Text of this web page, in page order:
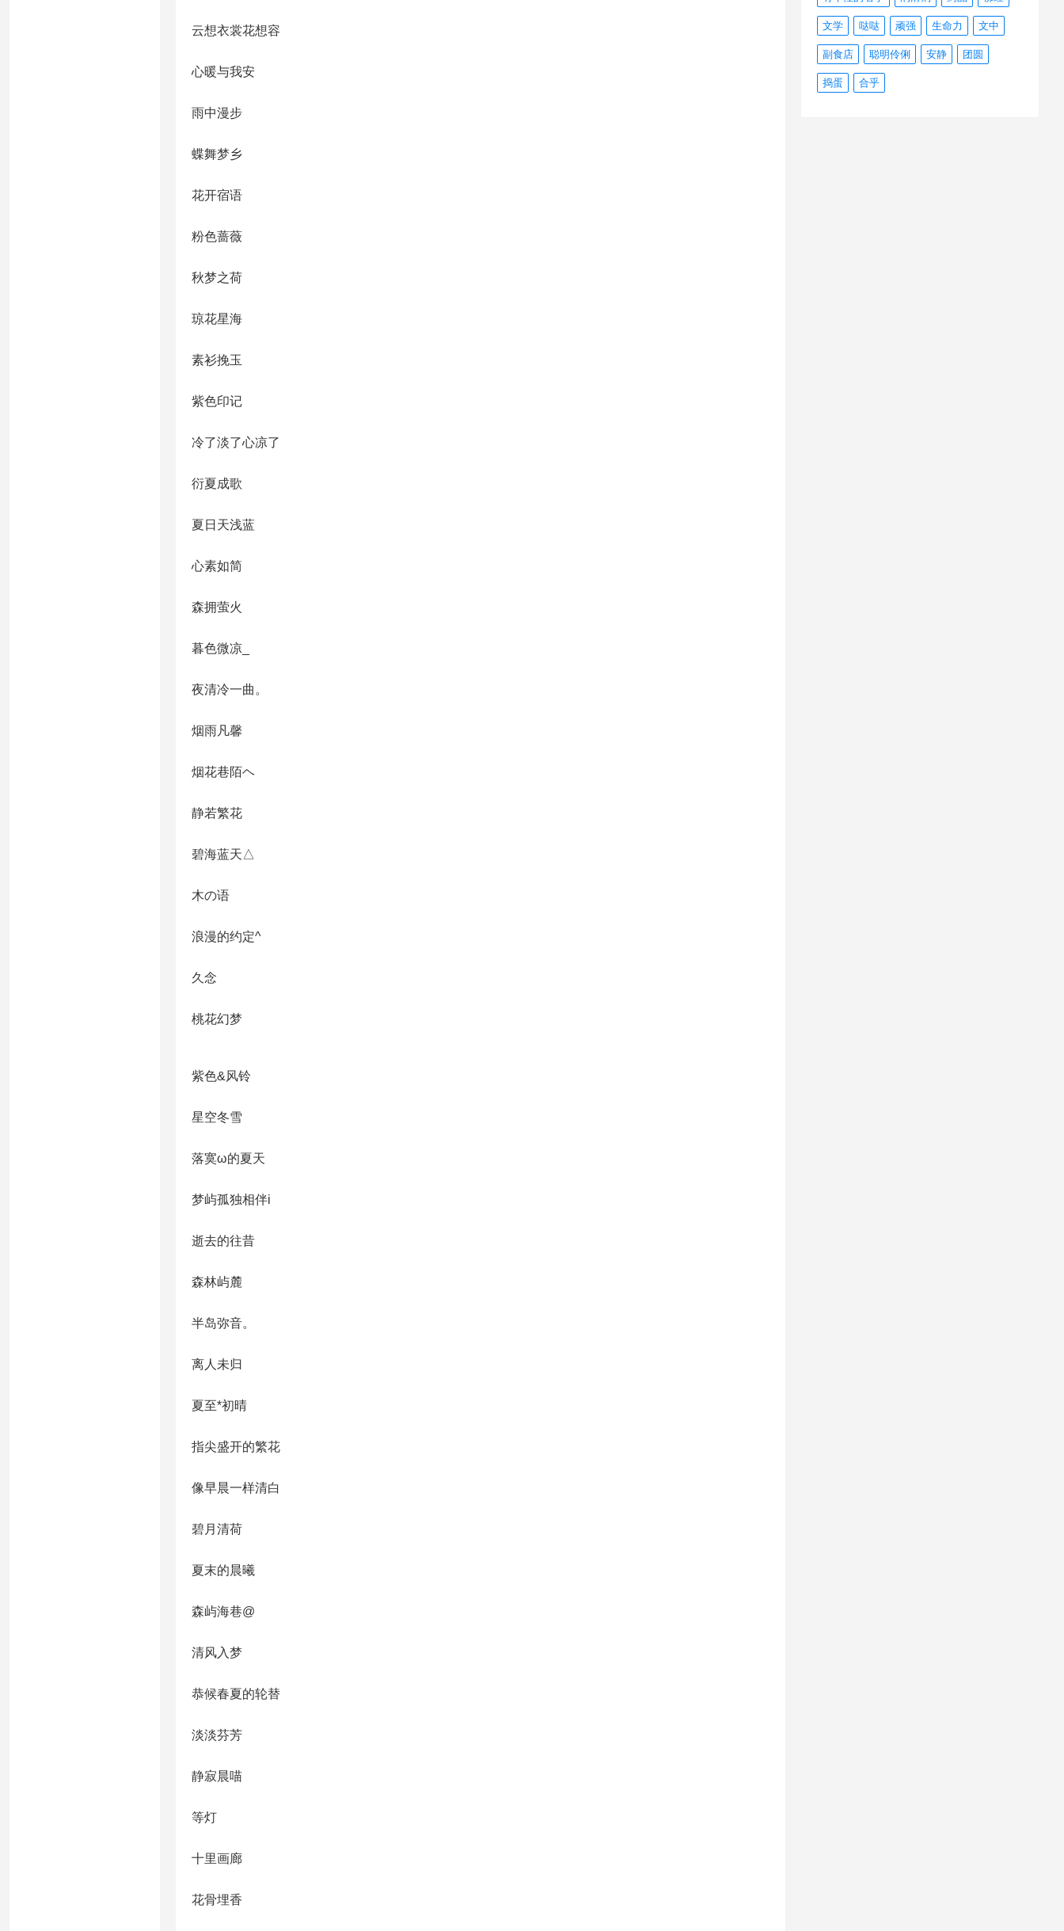
云想衣裳花想容
心暖与我安
雨中漫步
蝶舞梦乡
花开宿语
粉色蔷薇
秋梦之荷
琼花星海
素衫挽玉
紫色印记
冷了淡了心凉了
衍夏成歌
夏日天浅蓝
心素如简
森拥萤火
暮色微凉_
夜清冷一曲。
烟雨凡馨
烟花巷陌ヘ
静若繁花
碧海蓝天△
木の语
浪漫的约定^
久念ゝ
桃花幻梦
紫色&风铃
星空冬雪
落寞ω的夏天
梦屿孤独相伴i
逝去的往昔
森林屿麓
半岛弥音。
离人未归
夏至*初晴
指尖盛开的繁花
像早晨一样清白
碧月清荷
夏末的晨曦
森屿海巷@
清风入梦
恭候春夏的轮替
淡淡芬芳
静寂晨喵
等灯
十里画廊
花骨埋香
文学 哒哒 顽强 生命力 文中
副食店 聪明伶俐 安静 团圆
捣蛋 合乎